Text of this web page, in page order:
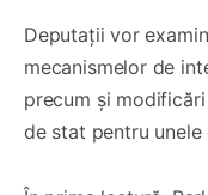
Deputații vor
mecanismelor de
precum și
de stat pentru